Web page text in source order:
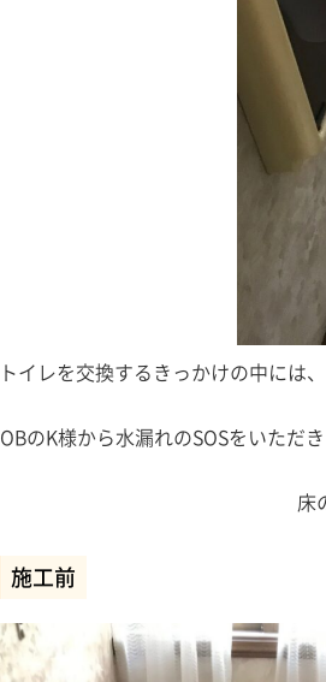
トイレを交換するきっかけの中には
OBのK様から水漏れのSOSをいただ
床
施工前